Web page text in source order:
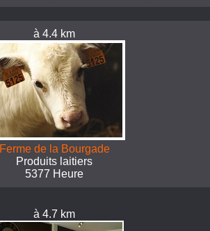
à 4.4 km
Ferme de la Bourgade
Produits laitiers
5377 Heure
à 4.7 km